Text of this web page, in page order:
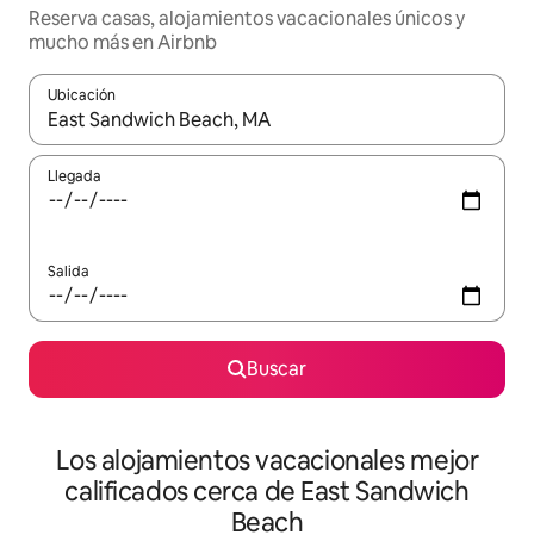
Reserva casas, alojamientos vacacionales únicos y
mucho más en Airbnb
Ubicación
Cuando los resultados estén disponibles, podrás navegar
Llegada
Salida
Buscar
Los alojamientos vacacionales mejor
calificados cerca de East Sandwich
Beach